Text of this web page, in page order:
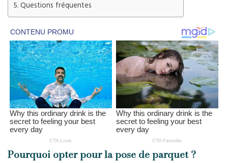
Questions fréquentes
Pourquoi opter pour la pose de parquet ?